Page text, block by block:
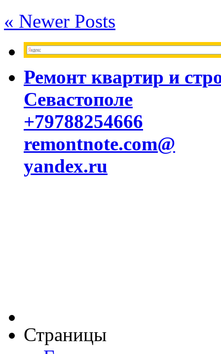
« Newer Posts
Ремонт квартир и
Севастополе
+79788254666
remontnote.com@
yandex.ru
Страницы